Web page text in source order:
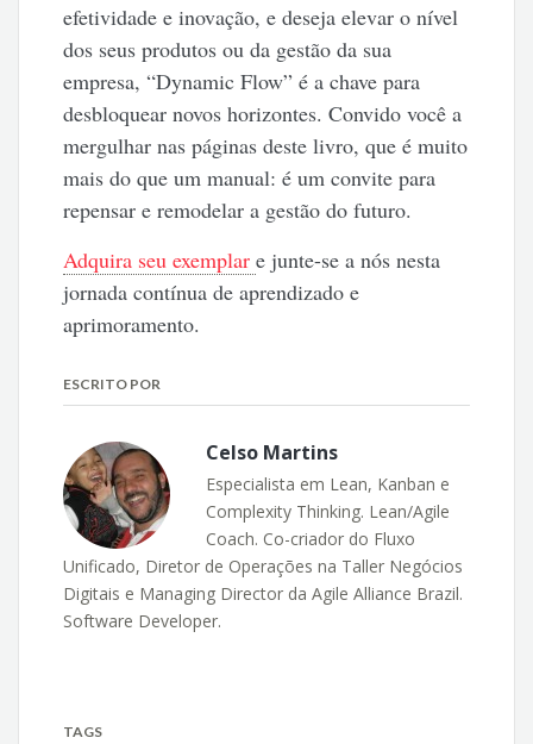
efetividade e inovação, e deseja elevar o nível
dos seus produtos ou da gestão da sua
empresa, “Dynamic Flow” é a chave para
desbloquear novos horizontes. Convido você a
mergulhar nas páginas deste livro, que é muito
mais do que um manual: é um convite para
repensar e remodelar a gestão do futuro.
Adquira seu exemplare junte-se a nós nesta
jornada contínua de aprendizado e
aprimoramento.
ESCRITO POR
Celso Martins
Especialista em Lean, Kanban e
Complexity Thinking. Lean/Agile
Coach. Co-criador do Fluxo
Unificado, Diretor de Operações na Taller Negócios
Digitais e Managing Director da Agile Alliance Brazil.
Software Developer.
TAGS